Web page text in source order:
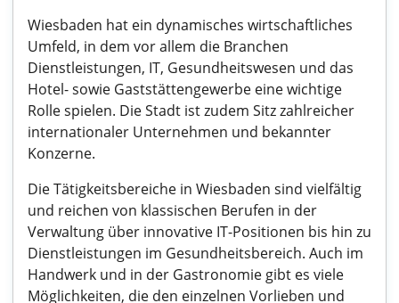
Wiesbaden hat ein dynamisches wirtschaftliches
Umfeld, in dem vor allem die Branchen
Dienstleistungen, IT, Gesundheitswesen und das
Hotel- sowie Gaststättengewerbe eine wichtige
Rolle spielen. Die Stadt ist zudem Sitz zahlreicher
internationaler Unternehmen und bekannter
Konzerne.
Die Tätigkeitsbereiche in Wiesbaden sind vielfältig
und reichen von klassischen Berufen in der
Verwaltung über innovative IT-Positionen bis hin zu
Dienstleistungen im Gesundheitsbereich. Auch im
Handwerk und in der Gastronomie gibt es viele
Möglichkeiten, die den einzelnen Vorlieben und